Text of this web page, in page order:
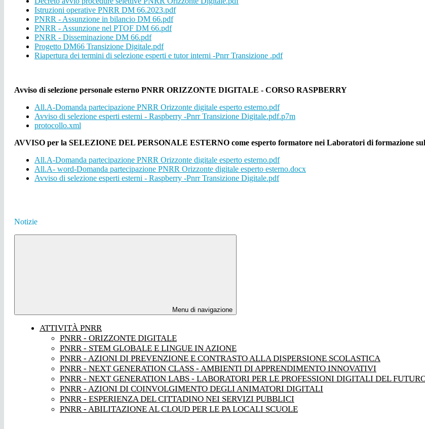
Istruzioni operative PNRR DM 66.2023.pdf
PNRR - Assunzione in bilancio DM 66.pdf
PNRR - Assunzione nel PTOF DM 66.pdf
PNRR - Disseminazione DM 66.pdf
Progetto DM66 Transizione Digitale.pdf
Riapertura dei termini di selezione esperti e tutor interni -Pnrr Transizione .pdf
Avviso di selezione personale esterno PNRR ORIZZONTE DIGITALE - CORSO RASPBERRY
All.A-Domanda partecipazione PNRR Orizzonte digitale esperto esterno.pdf
Avviso di selezione esperti esterni - Raspberry -Pnrr Transizione Digitale.pdf.p7m
protocollo.xml
AVVISO per la SELEZIONE DEL PERSONALE ESTERNO come esperto formatore nei Laboratori di formazione
All.A-Domanda partecipazione PNRR Orizzonte digitale esperto esterno.pdf
All.A- word-Domanda partecipazione PNRR Orizzonte digitale esperto esterno.docx
Avviso di selezione esperti esterni - Raspberry -Pnrr Transizione Digitale.pdf
Notizie
Menu di navigazione
ATTIVITÀ PNRR
PNRR - ORIZZONTE DIGITALE
PNRR - STEM GLOBALE E LINGUE IN AZIONE
PNRR - AZIONI DI PREVENZIONE E CONTRASTO ALLA DISPERSIONE SCOLASTICA
PNRR - NEXT GENERATION CLASS - AMBIENTI DI APPRENDIMENTO INNOVATIVI
PNRR - NEXT GENERATION LABS - LABORATORI PER LE PROFESSIONI DIGITALI DEL
PNRR - AZIONI DI COINVOLGIMENTO DEGLI ANIMATORI DIGITALI
PNRR - ESPERIENZA DEL CITTADINO NEI SERVIZI PUBBLICI
PNRR - ABILITAZIONE AL CLOUD PER LE PA LOCALI SCUOLE